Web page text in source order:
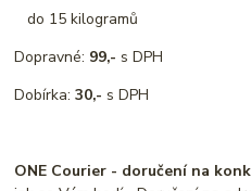
do 15
Dopravné: 99,- s
Dobírka:30,- s
ONE Courier - doručení na